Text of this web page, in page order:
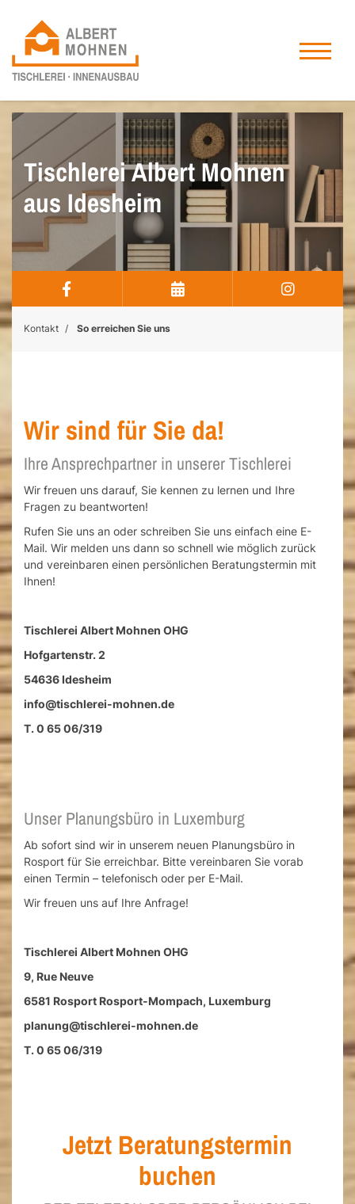
Tischlerei Albert Mohnen
aus Idesheim
Kontakt So erreichen Sie uns
Wir sind für Sie da!
Ihre Ansprechpartner in unserer Tischlerei
Wir freuen uns darauf, Sie kennen zu lernen und Ihre
Fragen zu beantworten!
Rufen Sie uns an oder schreiben Sie uns einfach eine E-
Mail. Wir melden uns dann so schnell wie möglich zurück
und vereinbaren einen persönlichen Beratungstermin mit
Ihnen!
Tischlerei Albert Mohnen OHG
Hofgartenstr. 2
54636 Idesheim
info@tischlerei-mohnen.de
T. 0 65 06/319
Unser Planungsbüro in Luxemburg
Ab sofort sind wir in unserem neuen Planungsbüro in
Rosport für Sie erreichbar. Bitte vereinbaren Sie vorab
einen Termin – telefonisch oder per E-Mail.
Wir freuen uns auf Ihre Anfrage!
Tischlerei Albert Mohnen OHG
9, Rue Neuve
6581 Rosport Rosport-Mompach, Luxemburg
planung@tischlerei-mohnen.de
T. 0 65 06/319
Jetzt Beratungstermin
buchen